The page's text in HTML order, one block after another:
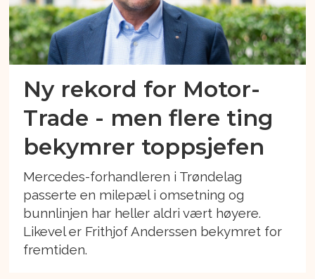
Ny rekord for Motor-
Trade - men flere ting
bekymrer toppsjefen
Mercedes-forhandleren i Trøndelag
passerte en milepæl i omsetning og
bunnlinjen har heller aldri vært høyere.
Likevel er Frithjof Anderssen bekymret for
fremtiden.